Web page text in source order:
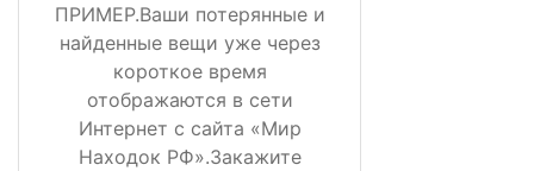
ПРИМЕР.Ваши потерянные и
найденные вещи уже через
короткое время
отображаются в сети
Интернет с сайта «Мир
Находок РФ».Закажите